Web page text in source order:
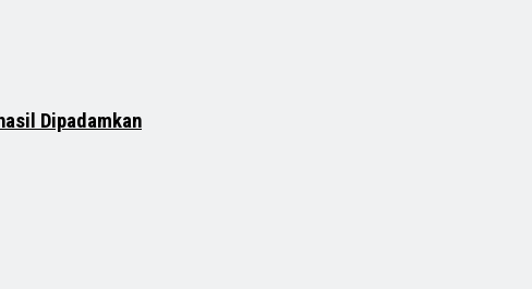
Dipadamkan